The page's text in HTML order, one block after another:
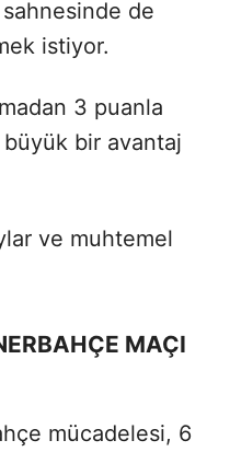
de
istiyor.
3 puanla
büyük bir avantaj
ve muhtemel
MAÇI
mücadelesi, 6